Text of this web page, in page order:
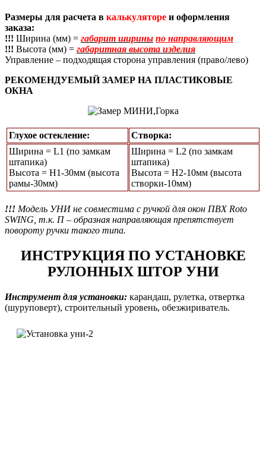
Размеры для расчета в калькуляторе и оформления
заказа:
!!! Ширина (мм) = габарит ширины по направляющим
!!! Высота (мм) = габаритная высота изделия
Управление – подходящая сторона управления (право/лево)
РЕКОМЕНДУЕМЫЙ ЗАМЕР НА ПЛАСТИКОВЫЕ
ОКНА
Глухое остекление:
Створка:
Ширина = L1 (по замкам
штапика)
Высота = Н1-30мм (высота
рамы-30мм)
Ширина = L2 (по замкам
штапика)
Высота = H2-10мм (высота
створки-10мм)
!!! Модель УНИ не совместима с ручкой для окон ПВХ Roto
SWING, т.к. П – образная направляющая препятствует
повороту ручки такого типа.
ИНСТРУКЦИЯ ПО УСТАНОВКЕ
РУЛОННЫХ ШТОР УНИ
Инструмент для установки: карандаш, рулетка, отвертка
(шуруповерт), строительный уровень, обезжириватель.